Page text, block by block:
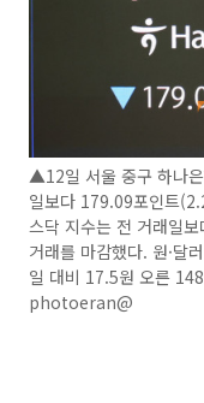
▲12일 서울 중구 하나
일보다 179.09포인트
스닥 지수는 전 거래일
거래를 마감했다. 원·달
일 대비 17.5원 오른
photoeran@